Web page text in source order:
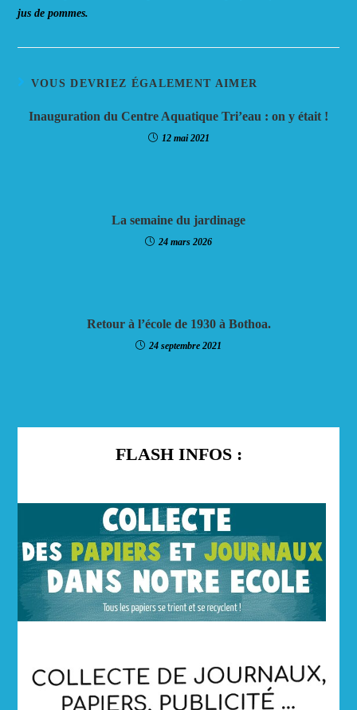
jus de pommes.
VOUS DEVRIEZ ÉGALEMENT AIMER
Inauguration du Centre Aquatique Tri’eau : on y était !
12 mai 2021
La semaine du jardinage
24 mars 2026
Retour à l’école de 1930 à Bothoa.
24 septembre 2021
FLASH INFOS :